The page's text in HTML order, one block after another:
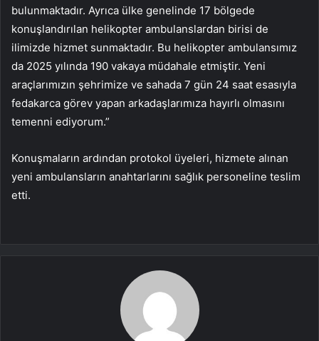
bulunmaktadır. Ayrıca ülke genelinde 17 bölgede
konuşlandırılan helikopter ambulanslardan birisi de
ilimizde hizmet sunmaktadır. Bu helikopter ambulansımız
da 2025 yılında 190 vakaya müdahale etmiştir. Yeni
araçlarımızın şehrimize ve sahada 7 gün 24 saat esasıyla
fedakarca görev yapan arkadaşlarımıza hayırlı olmasını
temenni ediyorum.”
Konuşmaların ardından protokol üyeleri, hizmete alınan
yeni ambulansların anahtarlarını sağlık personeline teslim
etti.